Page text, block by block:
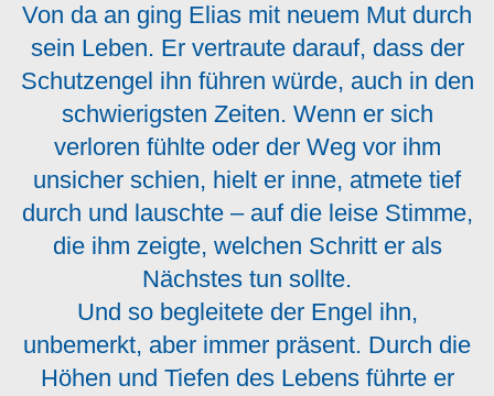
Von da an ging Elias mit neuem Mut durch
sein Leben. Er vertraute darauf, dass der
Schutzengel ihn führen würde, auch in den
schwierigsten Zeiten. Wenn er sich
verloren fühlte oder der Weg vor ihm
unsicher schien, hielt er inne, atmete tief
durch und lauschte – auf die leise Stimme,
die ihm zeigte, welchen Schritt er als
Nächstes tun sollte.
Und so begleitete der Engel ihn,
unbemerkt, aber immer präsent. Durch die
Höhen und Tiefen des Lebens führte er